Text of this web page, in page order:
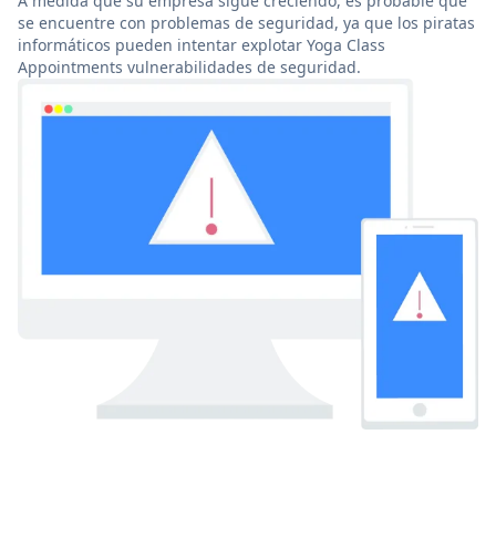
se encuentre con problemas de seguridad, ya que los piratas
informáticos pueden intentar explotar Yoga Class
Appointments vulnerabilidades de seguridad.